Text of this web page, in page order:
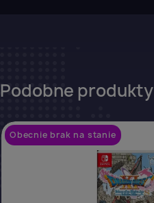
Podobne produkty
Obecnie brak na stanie